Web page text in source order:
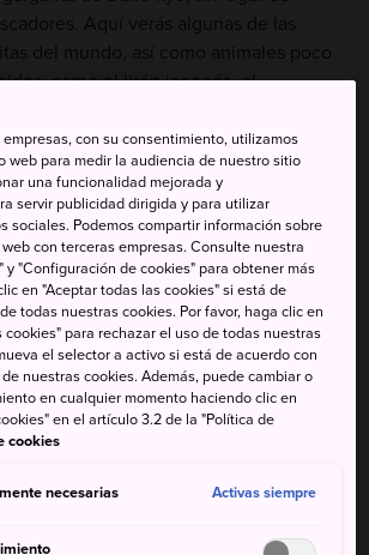
Aquí verás algunas de las
del mundo, así como animales poco
como el lirón japonés, el
del verano, cuando las montañas
otoño, cuando las hojas se vuelven
con su consentimiento, utilizamos
web para medir la audiencia de nuestro sitio
una funcionalidad mejorada y
servir publicidad dirigida y para utilizar
sociales. Podemos compartir información sobre
con terceras empresas. Consulte nuestra
y "Configuración de cookies" para obtener más
en "Aceptar todas las cookies" si está de
todas nuestras cookies. Por favor, haga clic en
cookies" para rechazar el uso de todas nuestras
el selector a activo si está de acuerdo con
nuestras cookies. Además, puede cambiar o
en cualquier momento haciendo clic en
en el artículo 3.2 de la "Política de
cookies
necesarias Activas siempre